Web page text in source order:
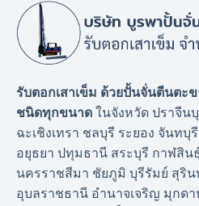
รับตอกเสาเข็ม ด้วยปั้นจั่นตีนตะ
ชนิดทุกขนาด ในจังหวัด ปราจีน
ฉะเชิงเทรา ชลบุรี ระยอง จันทบุ
อยุธยา ปทุมธานี สระบุรี กาฬสิน
นครราชสีมา ชัยภูมิ บุรีรัมย์ สุริน
อุบลราชธานี อำนาจเจริญ มุกดา